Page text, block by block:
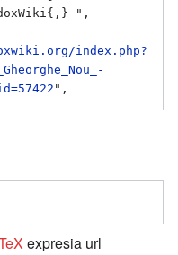
",
index.php?
expresia url